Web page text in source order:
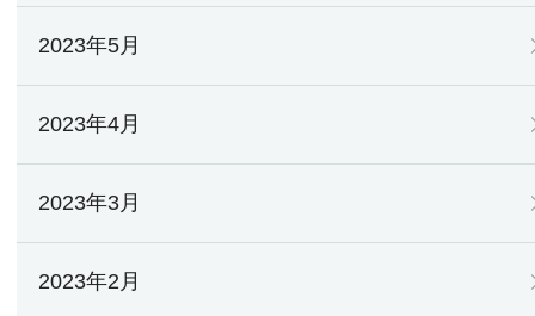
2023年5月
2023年4月
2023年3月
2023年2月